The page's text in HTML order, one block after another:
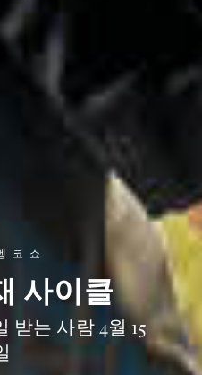
코 쇼
사이클
받는 사람 4월 15